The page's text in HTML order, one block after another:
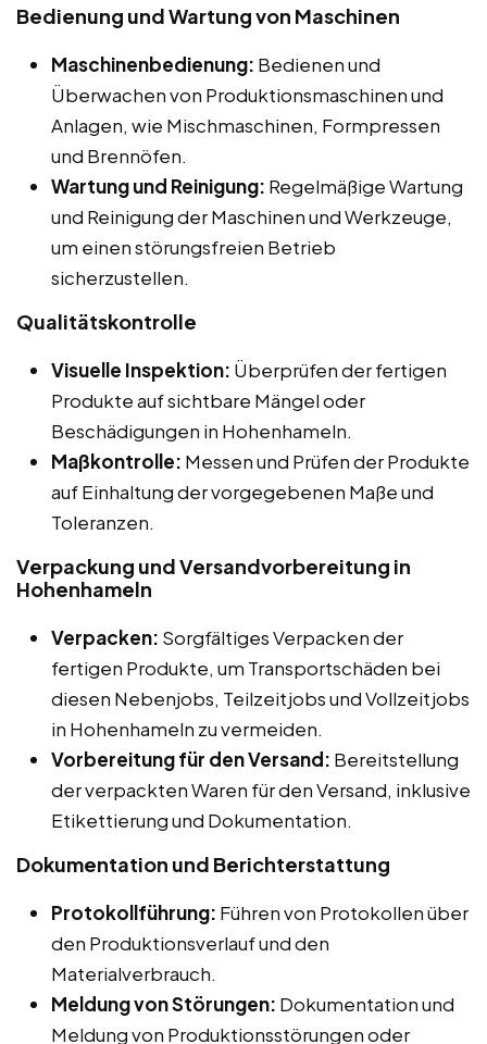
Bedienung und Wartung von Maschinen
Maschinenbedienung: Bedienen und
Überwachen von Produktionsmaschinen und
Anlagen, wie Mischmaschinen, Formpressen
und Brennöfen.
Wartung und Reinigung: Regelmäßige Wartung
und Reinigung der Maschinen und Werkzeuge,
um einen störungsfreien Betrieb
sicherzustellen.
Qualitätskontrolle
Visuelle Inspektion: Überprüfen der fertigen
Produkte auf sichtbare Mängel oder
Beschädigungen in Hohenhameln.
Maßkontrolle: Messen und Prüfen der Produkte
auf Einhaltung der vorgegebenen Maße und
Toleranzen.
Verpackung und Versandvorbereitung in
Hohenhameln
Verpacken: Sorgfältiges Verpacken der
fertigen Produkte, um Transportschäden bei
diesen Nebenjobs, Teilzeitjobs und Vollzeitjobs
in Hohenhameln zu vermeiden.
Vorbereitung für den Versand: Bereitstellung
der verpackten Waren für den Versand, inklusive
Etikettierung und Dokumentation.
Dokumentation und Berichterstattung
Protokollführung: Führen von Protokollen über
den Produktionsverlauf und den
Materialverbrauch.
Meldung von Störungen: Dokumentation und
Meldung von Produktionsstörungen oder